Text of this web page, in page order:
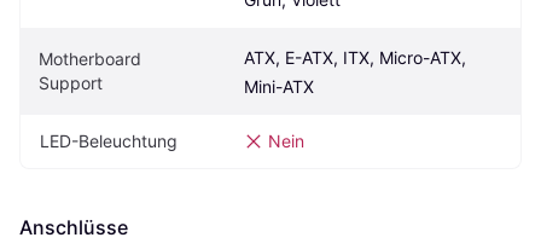
Motherboard
Support
ATX, E-ATX, ITX, Micro-ATX,
Mini-ATX
LED-Beleuchtung Nein
Anschlüsse